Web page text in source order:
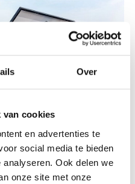
Over
van cookies
en advertenties te
social media te bieden
Ook delen we
onze site met onze